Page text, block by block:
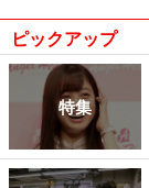
ピックアップ
特集